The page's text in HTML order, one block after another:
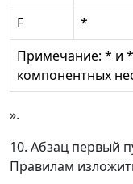
F
*
Примечание: * и *
компонентных
».
10. Абзац первый
Правилам